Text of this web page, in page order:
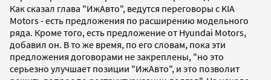
Как сказал глава "ИжАвто", ведутся переговоры с KIA
Motors - есть предложения по расширению модельного
ряда. Кроме того, есть предложение от Hyundai Motors,
добавил он. В то же время, по его словам, пока эти
предложения договорами не закреплены, "но это
серьезно улучшает позиции "ИжАвто", и это позволит